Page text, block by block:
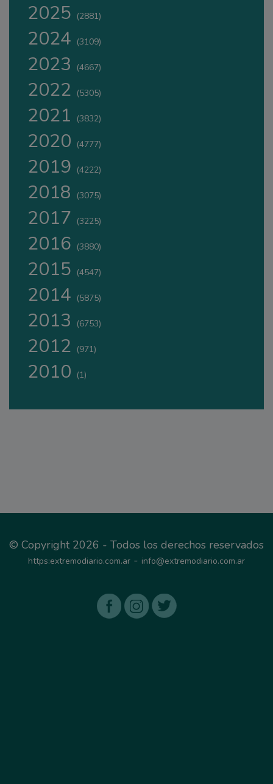
2025 (2881)
2024 (3109)
2023 (4667)
2022 (5305)
2021 (3832)
2020 (4777)
2019 (4222)
2018 (3075)
2017 (3225)
2016 (3880)
2015 (4547)
2014 (5875)
2013 (6753)
2012 (971)
2010 (1)
© Copyright 2026 - Todos los derechos reservados
https:extremodiario.com.ar - info@extremodiario.com.ar